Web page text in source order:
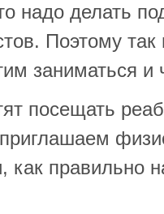
надо делать
Поэтому
заниматься и
посещать
как правильно